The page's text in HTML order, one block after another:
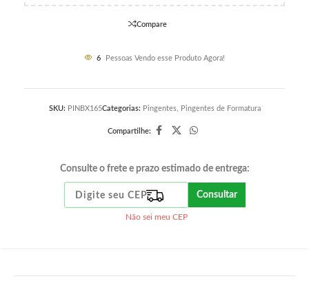
Compare
6 Pessoas Vendo esse Produto Agora!
SKU: PINBX165Categorias: Pingentes, Pingentes de Formatura
Compartilhe:
Consulte o frete e prazo estimado de entrega:
Consultar
Não sei meu CEP